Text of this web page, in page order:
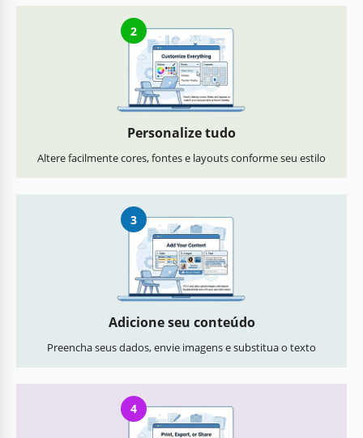
2
Personalize tudo
Altere facilmente cores, fontes e layouts conforme seu estilo
3
Adicione seu conteúdo
Preencha seus dados, envie imagens e substitua o texto
4